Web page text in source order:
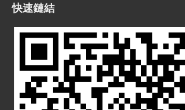
快速鏈結